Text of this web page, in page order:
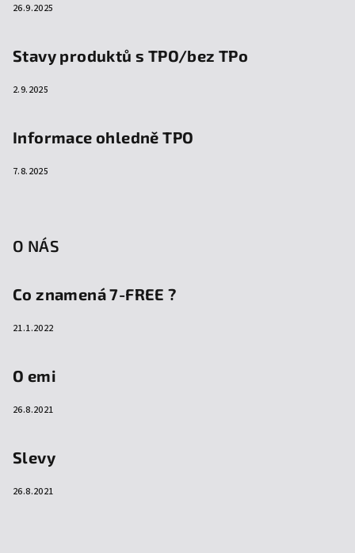
26.9.2025
Stavy produktů s TPO/bez TPo
2.9.2025
Informace ohledně TPO
7.8.2025
O NÁS
Co znamená 7-FREE ?
21.1.2022
O emi
26.8.2021
Slevy
26.8.2021